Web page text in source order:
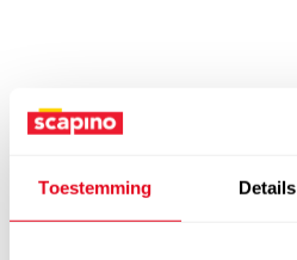
Toestemming Details